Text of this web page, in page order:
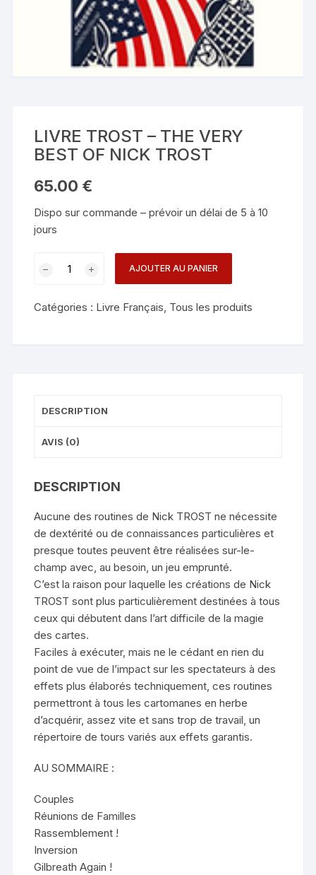
LIVRE TROST – THE VERY
BEST OF NICK TROST
65.00 €
Dispo sur commande – prévoir un délai de 5 à 10
jours
TROST
NICK
AJOUTER AU PANIER
Catégories : Livre Français, Tous les produits
DESCRIPTION
AVIS (0)
DESCRIPTION
Aucune des routines de Nick TROST ne nécessite
de dextérité ou de connaissances particulières et
presque toutes peuvent être réalisées sur-le-
champ avec, au besoin, un jeu emprunté.
C’est la raison pour laquelle les créations de Nick
TROST sont plus particulièrement destinées à tous
ceux qui débutent dans l’art difficile de la magie
des cartes.
Faciles à exécuter, mais ne le cédant en rien du
point de vue de l’impact sur les spectateurs à des
effets plus élaborés techniquement, ces routines
permettront à tous les cartomanes en herbe
d’acquérir, assez vite et sans trop de travail, un
répertoire de tours variés aux effets garantis.
AU SOMMAIRE :
Couples
Réunions de Familles
Rassemblement !
Inversion
Gilbreath Again !